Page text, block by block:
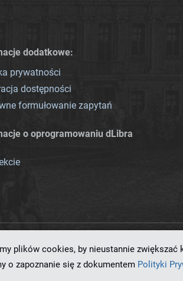
dodatkowe:
prywatności
dostępności
formułowanie zapytań
o oprogramowaniu dLibra
Ten serwis działa dzięki
plików cookies, by nieustannie
o zapoznanie się z dokumentem Polityki